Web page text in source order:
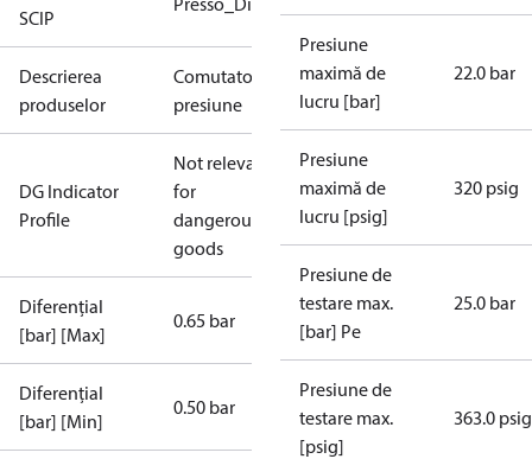
SCIP
Descrierea
produselor
Comutator
presiune
DG Indicator
Profile
Not relevant
for
dangerous
goods
Diferențial
[bar] [Max]
0.65 bar
Diferențial
[bar] [Min]
0.50 bar
Presiune
maximă de
lucru [bar]
22.0 bar
Presiune
maximă de
lucru [psig]
320 psig
Presiune de
testare max.
[bar] Pe
25.0 bar
Presiune de
testare max.
[psig]
363.0 psig